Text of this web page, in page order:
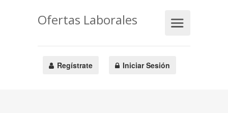
Ofertas Laborales
Regístrate Iniciar Sesión